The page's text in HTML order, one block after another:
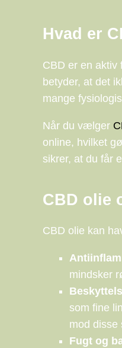
Hvad er
CBD er en aktiv
betyder, at det
mange
Når du vælger
online, hvilket
sikrer, at du får
CBD olie
CBD olie kan
mindsker
som fine
mod disse
Fugt og